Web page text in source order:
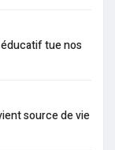
éducatif tue nos
source de vie